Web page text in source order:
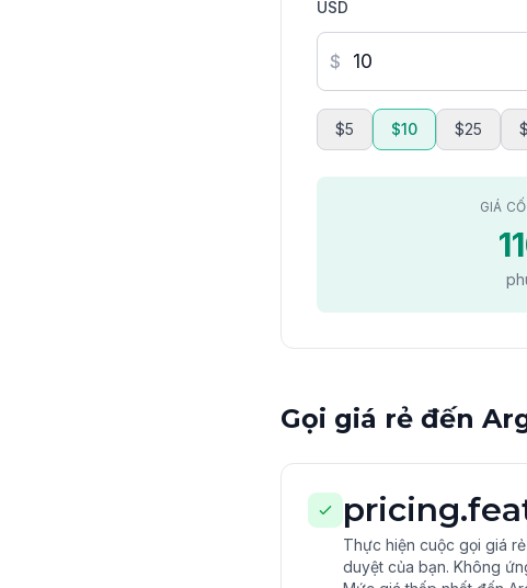
USD
$
$5 $10 $25
GIÁ
Gọi giá rẻ đến
Thực hiện cuộc gọi giá
duyệt của bạn. Không